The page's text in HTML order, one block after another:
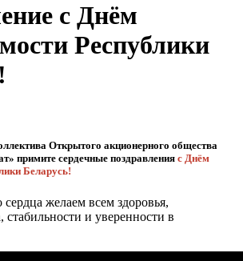
с Днём
Республики
Открытого акционерного общества
примите сердечные поздравления с Днём
Беларусь!
сердца желаем всем здоровья,
стабильности и уверенности в